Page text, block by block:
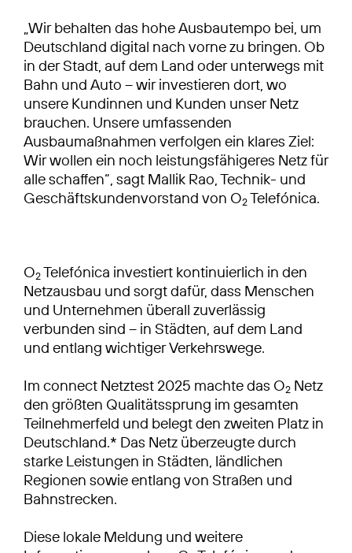
„Wir behalten das hohe Ausbautempo bei, um
Deutschland digital nach vorne zu bringen. Ob
in der Stadt, auf dem Land oder unterwegs mit
Bahn und Auto – wir investieren dort, wo
unsere Kundinnen und Kunden unser Netz
brauchen. Unsere umfassenden
Ausbaumaßnahmen verfolgen ein klares Ziel:
Wir wollen ein noch leistungsfähigeres Netz für
alle schaffen“, sagt Mallik Rao, Technik- und
Geschäftskundenvorstand von O2Telefónica.
O2Telefónica investiert kontinuierlich in den
Netzausbau und sorgt dafür, dass Menschen
und Unternehmen überall zuverlässig
verbunden sind – in Städten, auf dem Land
und entlang wichtiger Verkehrswege.
Im connect Netztest 2025 machte das O2 Netz
den größten Qualitätssprung im gesamten
Teilnehmerfeld und belegt den zweiten Platz in
Deutschland.* Das Netz überzeugte durch
starke Leistungen in Städten, ländlichen
Regionen sowie entlang von Straßen und
Bahnstrecken.
Diese lokale Meldung und weitere